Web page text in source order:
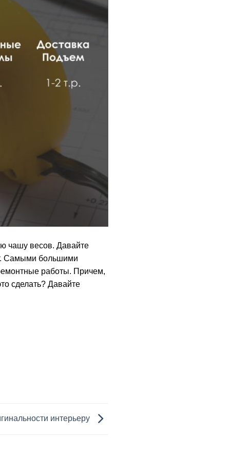
чашу весов. Давайте
Самыми большими
работы. Причем,
сделать? Давайте
интерьеру